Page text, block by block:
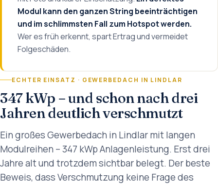
Modul kann den ganzen String beeinträchtigen
und im schlimmsten Fall zum Hotspot werden.
Wer es früh erkennt, spart Ertrag und vermeidet
Folgeschäden.
ECHTER EINSATZ · GEWERBEDACH IN LINDLAR
347 kWp – und schon nach drei
Jahren deutlich verschmutzt
Ein großes Gewerbedach in Lindlar mit langen
Modulreihen – 347 kWp Anlagenleistung. Erst drei
Jahre alt und trotzdem sichtbar belegt. Der beste
Beweis, dass Verschmutzung keine Frage des